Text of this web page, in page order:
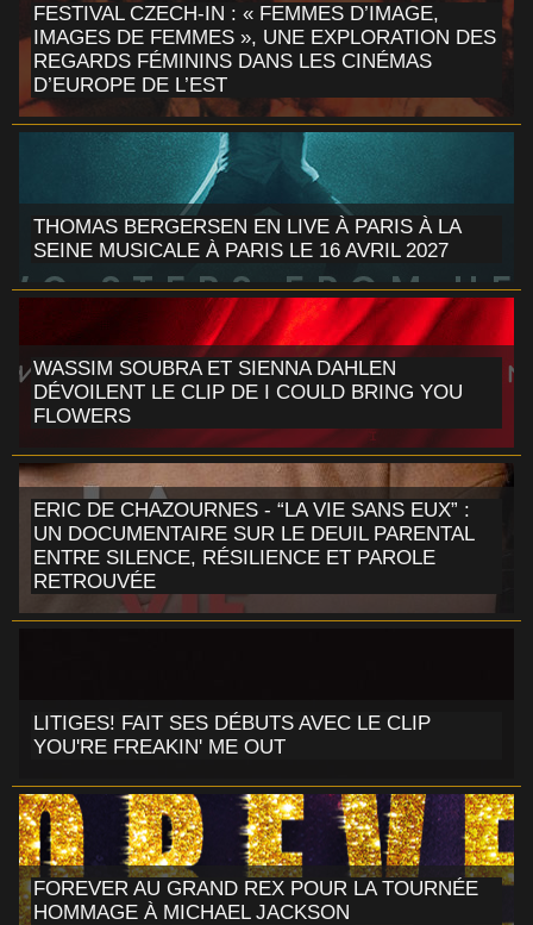
FESTIVAL CZECH-IN : « FEMMES D’IMAGE,
IMAGES DE FEMMES », UNE EXPLORATION DES
REGARDS FÉMININS DANS LES CINÉMAS
D’EUROPE DE L’EST
THOMAS BERGERSEN EN LIVE À PARIS À LA
SEINE MUSICALE À PARIS LE 16 AVRIL 2027
WASSIM SOUBRA ET SIENNA DAHLEN
DÉVOILENT LE CLIP DE I COULD BRING YOU
FLOWERS
ERIC DE CHAZOURNES - “LA VIE SANS EUX” :
UN DOCUMENTAIRE SUR LE DEUIL PARENTAL
ENTRE SILENCE, RÉSILIENCE ET PAROLE
RETROUVÉE
LITIGES! FAIT SES DÉBUTS AVEC LE CLIP
YOU'RE FREAKIN' ME OUT
FOREVER AU GRAND REX POUR LA TOURNÉE
HOMMAGE À MICHAEL JACKSON